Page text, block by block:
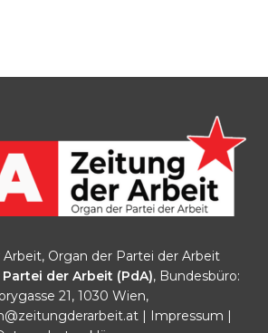
Organ der Partei der Arbeit
Partei der Arbeit (PdA), Bundesbüro:
21, 1030 Wien,
| Impressum |